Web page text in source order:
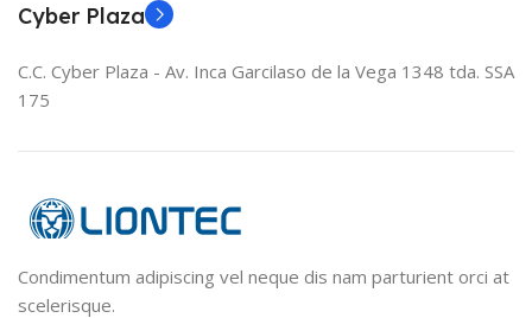
Cyber Plaza
C.C. Cyber Plaza - Av. Inca Garcilaso de la Vega 1348 tda. SSA
175
Condimentum adipiscing vel neque dis nam parturient orci at
scelerisque.